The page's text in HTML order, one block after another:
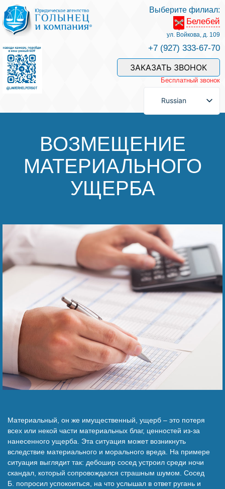
Услуги и наши специалисты
Оплата услуг
Задать вопрос
Отзывы
Полезные статьи
Наши победы
Пожаловаться на сотрудника
Выберите филиал:
Белебей
ул. Войкова, д. 109
+7 (927) 333-67-70
ЗАКАЗАТЬ ЗВОНОК
Бесплатный звонок
Russian
ВОЗМЕЩЕНИЕ
МАТЕРИАЛЬНОГО
УЩЕРБА
Материальный, он же имущественный, ущерб – это потеря
всех или некой части материальных благ, ценностей из-за
нанесенного ущерба. Эта ситуация может возникнуть
вследствие материального и морального вреда. На примере
ситуация выглядит так: дебошир сосед устроил среди ночи
скандал, который сопровождался страшным шумом. Сосед
Б. попросил успокоиться, на что услышал в ответ ругань и